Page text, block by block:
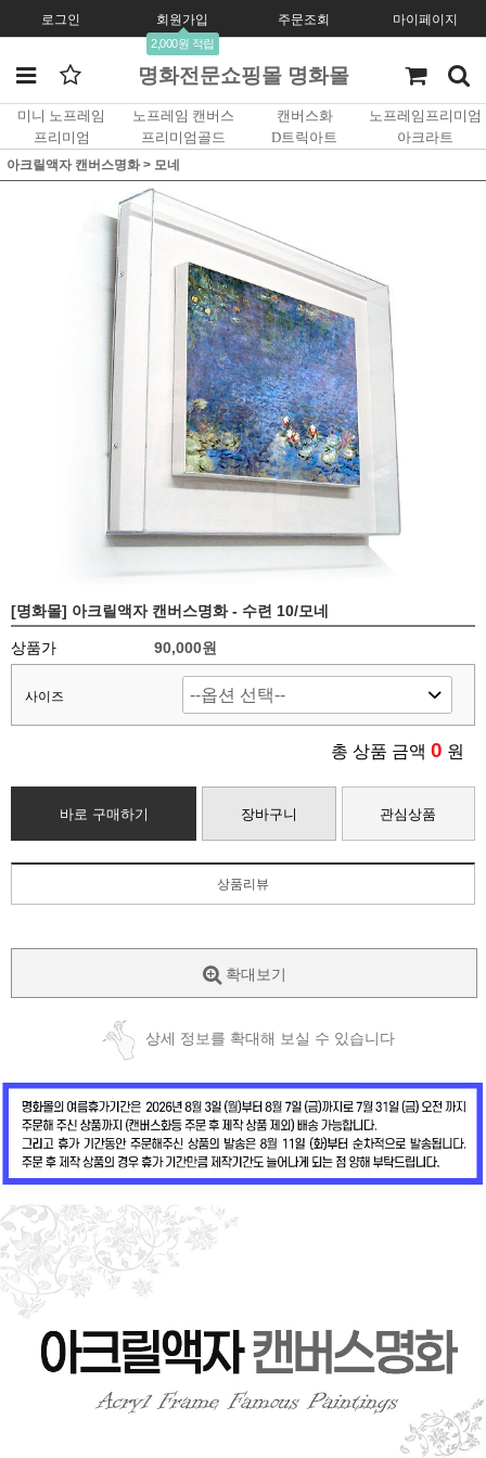
로그인 회원가입
2,000원 적립
주문조회 마이페이지
명화전문쇼핑몰 명화몰
미니 노프레임 노프레임 캔버스 캔버스화
노프레임프리미엄
프리미엄
프리미엄골드 D트릭아트 아크라트
아크릴액자 캔버스명화> 모네
[명화몰] 아크릴액자 캔버스명화 - 수련 10/모네
상품가 90,000원
사이즈
총 상품 금액 0 원
바로 구매하기 장바구니 관심상품
상품리뷰
확대보기
상세 정보를 확대해 보실 수 있습니다